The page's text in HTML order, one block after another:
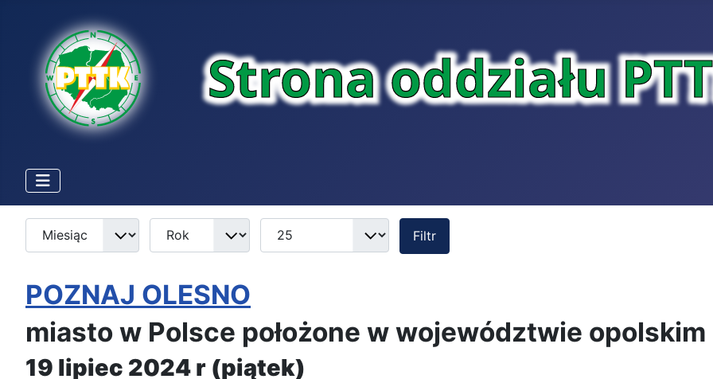
Filtry
Miesiąc Rok Pokaż #
Filtr
POZNAJ OLESNO
miasto w Polsce położone w województwie opolskim
19 lipiec 2024 r (piątek)